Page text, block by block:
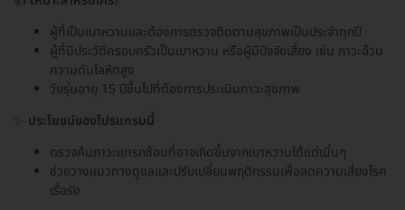
ผู้ที่เป็นเบาหวานและต้องการตรวจติดตามสุขภาพเป็นประจำทุกปี
ผู้ที่มีประวัติครอบครัวเป็นเบาหวาน หรือผู้มีปัจจัยเสี่ยง เช่น ภาวะอ้วน
ความดันโลหิตสูง
วัยรุ่นอายุ 15 ปีขึ้นไปที่ต้องการประเมินภาวะสุขภาพ
ประโยชน์ของโปรแกรมนี้
ตรวจค้นภาวะแทรกซ้อนที่อาจเกิดขึ้นจากเบาหวานได้แต่เนิ่นๆ
ช่วยวางแนวทางดูแลและปรับเปลี่ยนพฤติกรรมเพื่อลดความเสี่ยงโรค
เรื้อรัง